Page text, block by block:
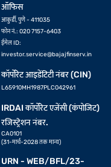
ऑफिस
आकुर्डी, पुणे - 411035
फोन नं.: 020 7157-6403
ईमेल ID:
investor.service@bajajfinserv.in
कॉर्पोरेट आइडेंटिटी नंबर (CIN)
L65910MH1987PLC042961
IRDAI कॉर्पोरेट एजेंसी (कंपोजिट)
रजिस्ट्रेशन नंबर.
CA0101
(31-मार्च-2028 तक मान्य)
URN - WEB/BFL/23-